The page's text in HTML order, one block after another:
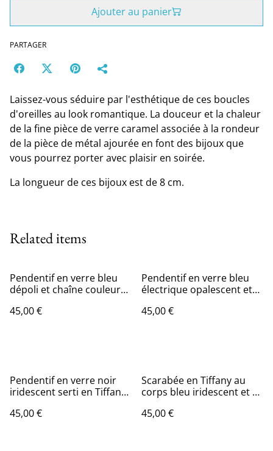
Ajouter au panier
PARTAGER
Laissez-vous séduire par l'esthétique de ces boucles
d'oreilles au look romantique. La douceur et la chaleur
de la fine pièce de verre caramel associée à la rondeur
de la pièce de métal ajourée en font des bijoux que
vous pourrez porter avec plaisir en soirée.
La longueur de ces bijoux est de 8 cm.
Related items
Pendentif en verre bleu
dépoli et chaîne couleur
45,00 €
Pendentif en verre bleu
électrique opalescent et
Numéro 11
45,00 €
Pendentif en verre noir
iridescent serti en Tiffany.
45,00 €
Scarabée en Tiffany au
corps bleu iridescent et à
45,00 €